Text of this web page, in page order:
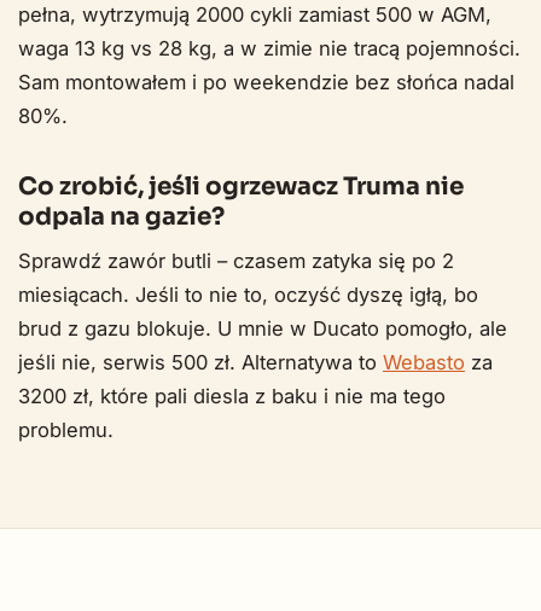
pełna, wytrzymują 2000 cykli zamiast 500 w AGM,
waga 13 kg vs 28 kg, a w zimie nie tracą pojemności.
Sam montowałem i po weekendzie bez słońca nadal
80%.
Co zrobić, jeśli ogrzewacz Truma nie
odpala na gazie?
Sprawdź zawór butli – czasem zatyka się po 2
miesiącach. Jeśli to nie to, oczyść dyszę igłą, bo
brud z gazu blokuje. U mnie w Ducato pomogło, ale
jeśli nie, serwis 500 zł. Alternatywa to Webasto za
3200 zł, które pali diesla z baku i nie ma tego
problemu.